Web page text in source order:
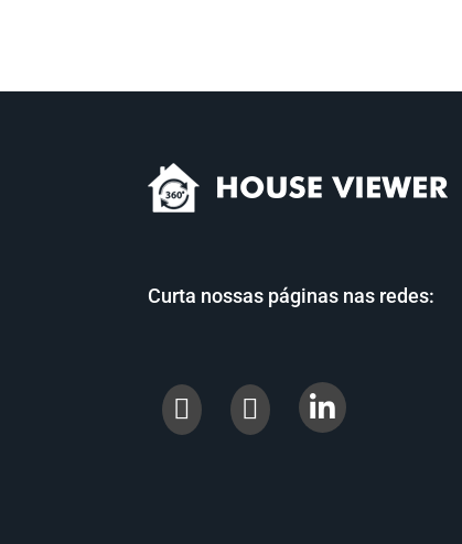
Curta nossas páginas nas redes:
 